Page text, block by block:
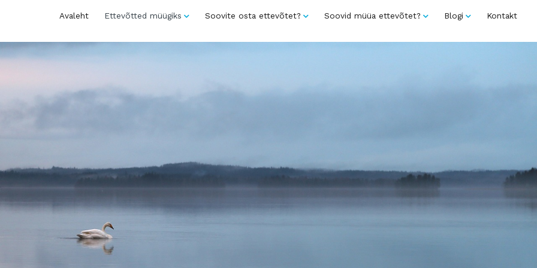
Avaleht Ettevõtted müügiks Soovite osta ettevõtet? Soovid müüa ettevõtet? Blogi Kontakt